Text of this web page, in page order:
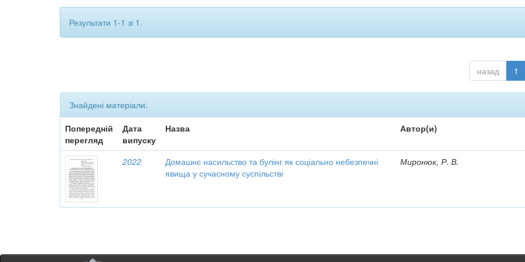
Результати 1-1 зі 1.
назад 1
Знайдені матеріали:
Попередній
перегляд
Дата
випуску
Назва Автор(и)
2022
Домашнє насильство та булінг як соціально небезпечні
явища у сучасному суспільстві
Миронюк, Р. В.